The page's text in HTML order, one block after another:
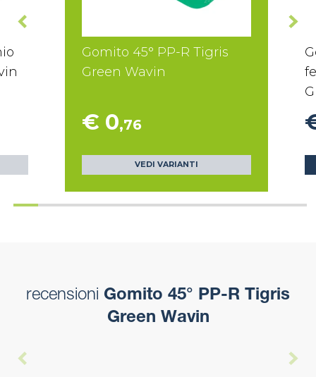
Gomito 45° PP-R Tigris
Green Wavin
€ 0,76
VEDI VARIANTI
recensioni Gomito 45° PP-R Tigris
Green Wavin